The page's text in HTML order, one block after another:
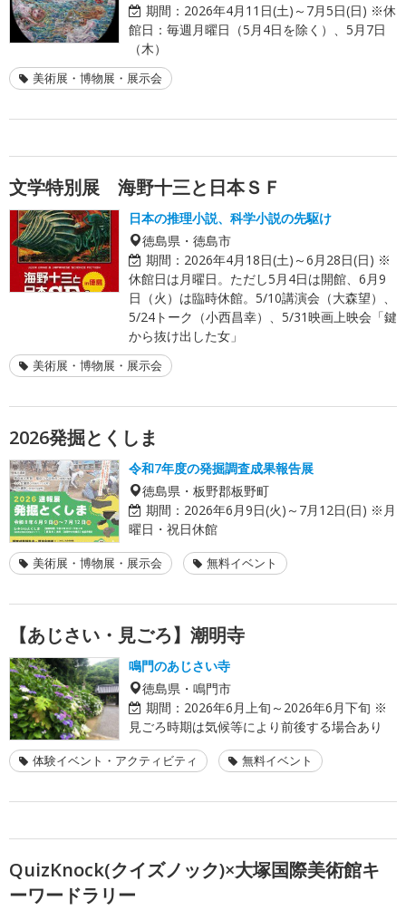
期間： 2026年4月11日(土)～7月5日(日) ※休
館日：毎週月曜日（5月4日を除く）、5月7日
（木）
美術展・博物展・展示会
文学特別展 海野十三と日本ＳＦ
日本の推理小説、科学小説の先駆け
徳島県・徳島市
期間： 2026年4月18日(土)～6月28日(日) ※
休館日は月曜日。ただし5月4日は開館、6月9
日（火）は臨時休館。5/10講演会（大森望）、
5/24トーク（小西昌幸）、5/31映画上映会「鍵
から抜け出した女」
美術展・博物展・展示会
2026発掘とくしま
令和7年度の発掘調査成果報告展
徳島県・板野郡板野町
期間： 2026年6月9日(火)～7月12日(日) ※月
曜日・祝日休館
美術展・博物展・展示会 無料イベント
【あじさい・見ごろ】潮明寺
鳴門のあじさい寺
徳島県・鳴門市
期間： 2026年6月上旬～2026年6月下旬 ※
見ごろ時期は気候等により前後する場合あり
体験イベント・アクティビティ 無料イベント
QuizKnock(クイズノック)×大塚国際美術館キ
ーワードラリー